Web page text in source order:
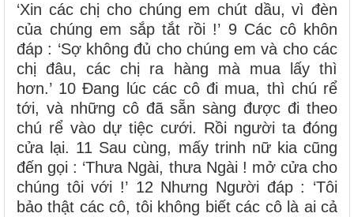
‘Xin các chị cho chúng em chút dầu, vì đèn
của chúng em sắp tắt rồi !’ 9 Các cô khôn
đáp : ‘Sợ không đủ cho chúng em và cho các
chị đâu, các chị ra hàng mà mua lấy thì
hơn.’ 10 Đang lúc các cô đi mua, thì chú rể
tới, và những cô đã sẵn sàng được đi theo
chú rể vào dự tiệc cưới. Rồi người ta đóng
cửa lại. 11 Sau cùng, mấy trinh nữ kia cũng
đến gọi : ‘Thưa Ngài, thưa Ngài ! mở cửa cho
chúng tôi với !’ 12 Nhưng Người đáp : ‘Tôi
bảo thật các cô, tôi không biết các cô là ai cả